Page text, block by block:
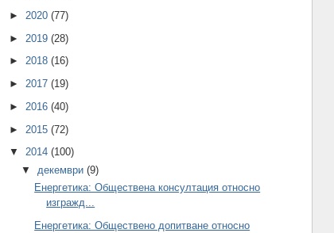
► 2020 (77)
► 2019 (28)
► 2018 (16)
► 2017 (19)
► 2016 (40)
► 2015 (72)
▼ 2014 (100)
▼ декември(9)
Енергетика: Обществена консултация относно
изгражд...
Енергетика: Обществено допитване относно